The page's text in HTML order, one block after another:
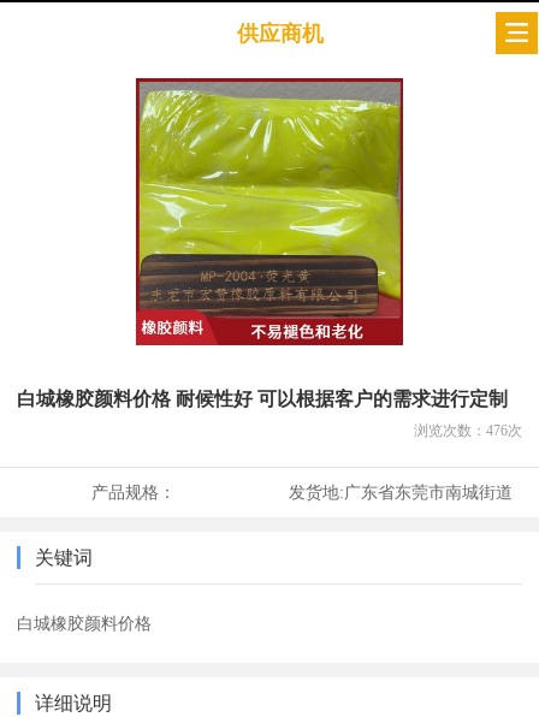
供应商机
白城橡胶颜料价格 耐候性好 可以根据客户的需求进行定制
浏览次数： 476次
产品规格： 发货地:广东省东莞市南城街道
关键词
白城橡胶颜料价格
详细说明